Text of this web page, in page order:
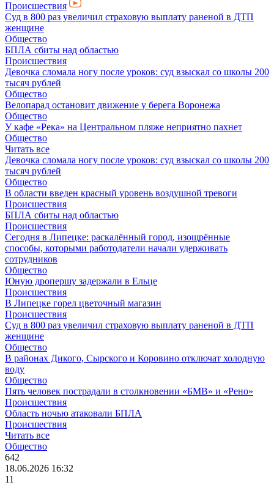
Происшествия
Суд в 800 раз увеличил страховую выплату раненой в ДТП
женщине
Общество
БПЛА сбиты над областью
Происшествия
Девочка сломала ногу после уроков: суд взыскал со школы 200
тысяч рублей
Общество
Велопарад остановит движение у берега Воронежа
Общество
У кафе «Река» на Центральном пляже неприятно пахнет
Общество
Читать все
Девочка сломала ногу после уроков: суд взыскал со школы 200
тысяч рублей
Общество
В области введен красный уровень воздушной тревоги
Происшествия
БПЛА сбиты над областью
Происшествия
Сегодня в Липецке: раскалённый город, изощрённые
способы, которыми работодатели начали удерживать
сотрудников
Общество
Юную дропершу задержали в Ельце
Происшествия
В Липецке горел цветочный магазин
Происшествия
Суд в 800 раз увеличил страховую выплату раненой в ДТП
женщине
Общество
В районах Дикого, Сырского и Коровино отключат холодную
воду
Общество
Пять человек пострадали в столкновении «БМВ» и «Рено»
Происшествия
Область ночью атаковали БПЛА
Происшествия
Читать все
Общество
642
18.06.2026 16:32
11